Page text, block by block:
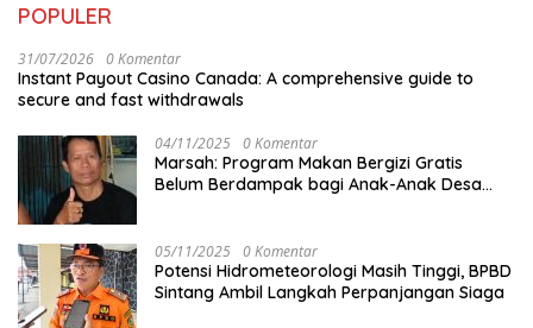
POPULER
31/07/2026 0 Komentar
Instant Payout Casino Canada: A comprehensive guide to
secure and fast withdrawals
04/11/2025 0 Komentar
Marsah: Program Makan Bergizi Gratis
Belum Berdampak bagi Anak-Anak Desa
05/11/2025 0 Komentar
Potensi Hidrometeorologi Masih Tinggi, BPBD
Sintang Ambil Langkah Perpanjangan Siaga